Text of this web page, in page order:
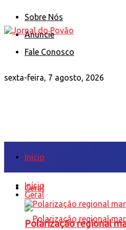
Sobre Nós
Anuncie
Fale Conosco
sexta-feira, 7 agosto, 2026
Início
Geral
Início
Geral
Polarização regional